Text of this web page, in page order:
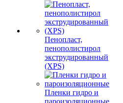
Пенопласт,
пенополистирол
экструдированный
(XPS)
Пленки гидро и
пароизоляционные